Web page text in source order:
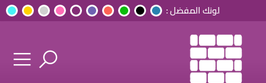
لونك المفضل :